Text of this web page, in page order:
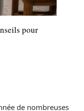
pour
de nombreuses